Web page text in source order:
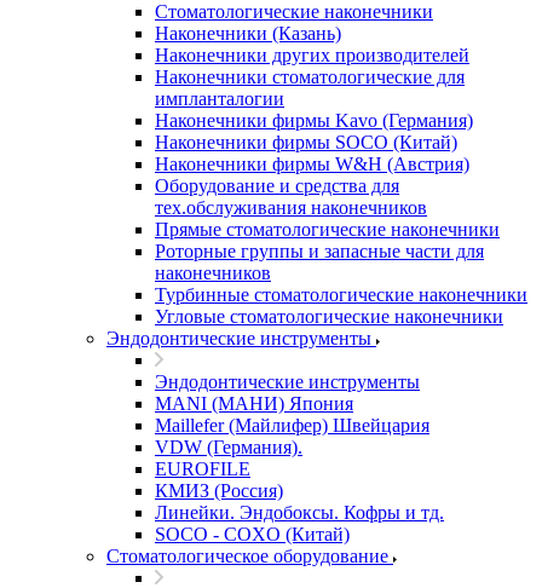
Стоматологические наконечники
Наконечники (Казань)
Наконечники других производителей
Наконечники стоматологические для
импланталогии
Наконечники фирмы Kavo (Германия)
Наконечники фирмы SOCO (Китай)
Наконечники фирмы W&H (Австрия)
Оборудование и средства для
тех.обслуживания наконечников
Прямые стоматологические наконечники
Роторные группы и запасные части для
наконечников
Турбинные стоматологические наконечники
Угловые стоматологические наконечники
Эндодонтические инструменты
Эндодонтические инструменты
MANI (МАНИ) Япония
Maillefer (Майлифер) Швейцария
VDW (Германия).
EUROFILE
КМИЗ (Россия)
Линейки. Эндобоксы. Кофры и тд.
SOCO - COXO (Китай)
Стоматологическое оборудование